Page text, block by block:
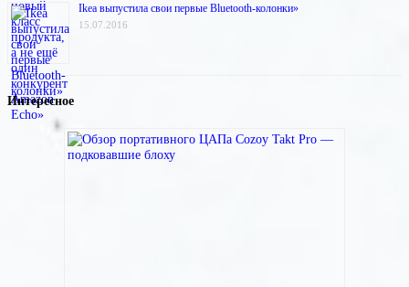
Ikea выпустила свои первые Bluetooth-колонки»
15.07.2016
Интересное